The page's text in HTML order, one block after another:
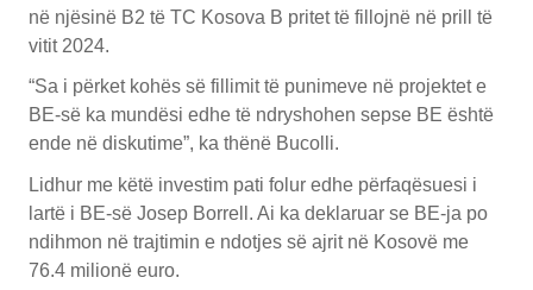
në njësinë B2 të TC Kosova B pritet të fillojnë në prill të
vitit 2024.
“Sa i përket kohës së fillimit të punimeve në projektet e
BE-së ka mundësi edhe të ndryshohen sepse BE është
ende në diskutime”, ka thënë Bucolli.
Lidhur me këtë investim pati folur edhe përfaqësuesi i
lartë i BE-së Josep Borrell. Ai ka deklaruar se BE-ja po
ndihmon në trajtimin e ndotjes së ajrit në Kosovë me
76.4 milionë euro.